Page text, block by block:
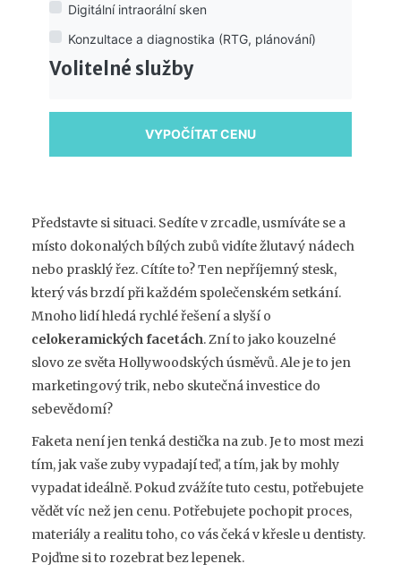
Volitelné služby
Konzultace a diagnostika (RTG, plánování)
Digitální intraorální sken
VYPOČÍTAT CENU
Představte si situaci. Sedíte v zrcadle, usmíváte se a
místo dokonalých bílých zubů vidíte žlutavý nádech
nebo prasklý řez. Cítíte to? Ten nepříjemný stesk,
který vás brzdí při každém společenském setkání.
Mnoho lidí hledá rychlé řešení a slyší o
celokeramických facetách. Zní to jako kouzelné
slovo ze světa Hollywoodských úsměvů. Ale je to jen
marketingový trik, nebo skutečná investice do
sebevědomí?
Faketa není jen tenká destička na zub. Je to most mezi
tím, jak vaše zuby vypadají teď, a tím, jak by mohly
vypadat ideálně. Pokud zvážíte tuto cestu, potřebujete
vědět víc než jen cenu. Potřebujete pochopit proces,
materiály a realitu toho, co vás čeká v křesle u dentisty.
Pojďme si to rozebrat bez lepenek.